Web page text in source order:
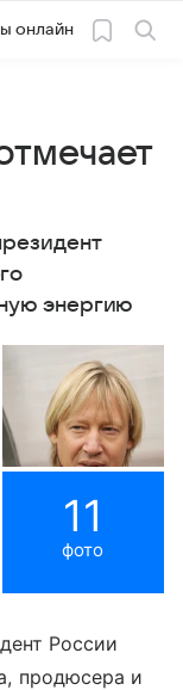
онлайн
энергию
11
фото
России
продюсера и